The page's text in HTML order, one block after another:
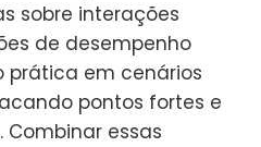
sobre interações
de desempenho
em cenários
pontos fortes e
essas